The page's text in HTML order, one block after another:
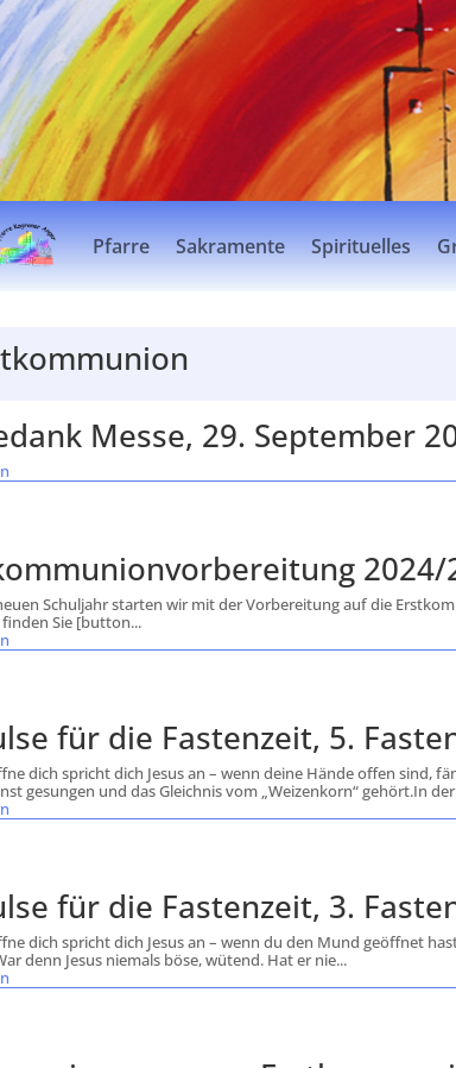
Pfarre Sakramente Spirituelles
Messe, 29. September
2024/
Schuljahr starten wir mit der Vorbereitung auf die
Sie [button...
für die Fastenzeit, 5.
dich spricht dich Jesus an – wenn deine Hände offen sind,
gesungen und das Gleichnis vom „Weizenkorn“ gehört.In
für die Fastenzeit, 3.
dich spricht dich Jesus an – wenn du den Mund geöffnet
denn Jesus niemals böse, wütend. Hat er nie...